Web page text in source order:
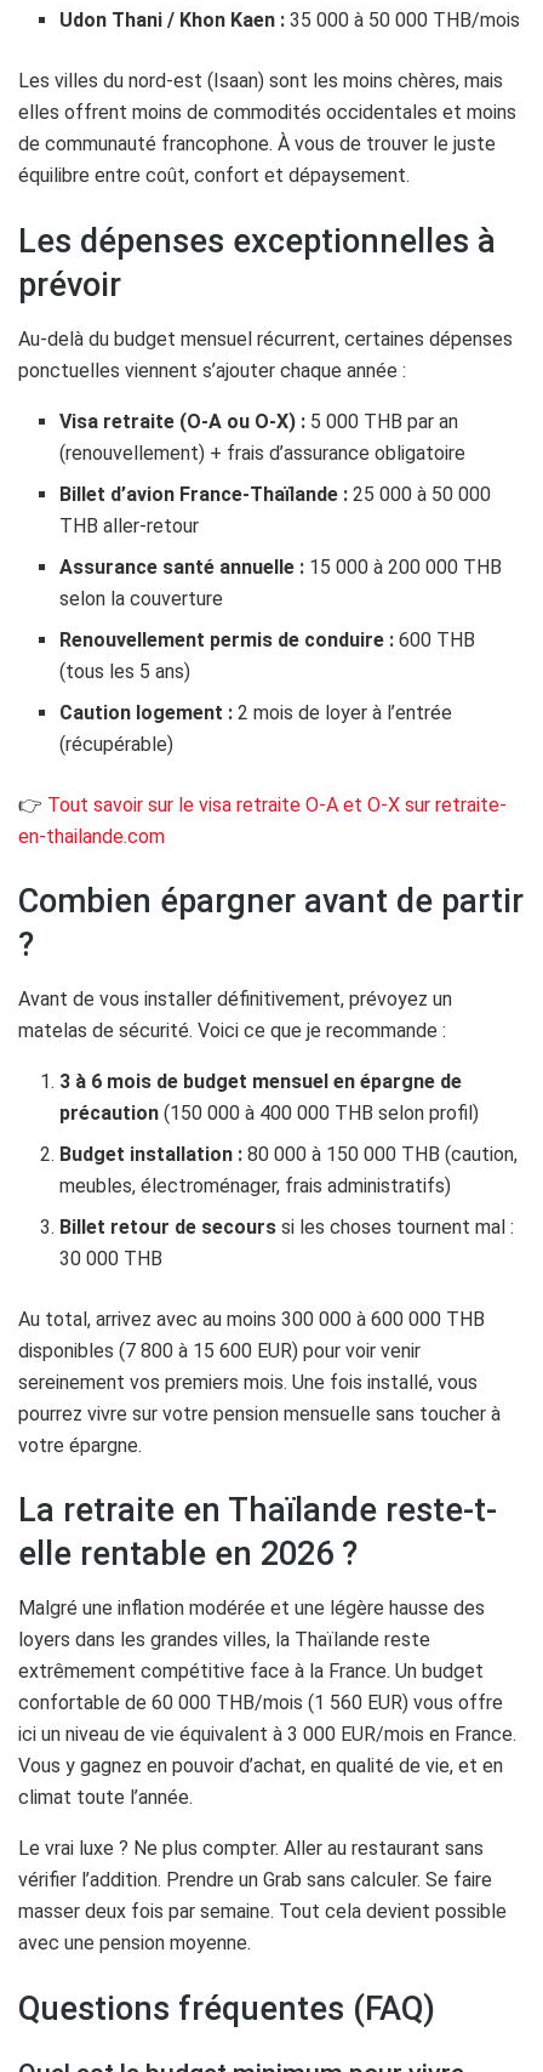
Udon Thani / Khon Kaen : 35 000 à 50 000 THB/mois
Les villes du nord-est (Isaan) sont les moins chères, mais
elles offrent moins de commodités occidentales et moins
de communauté francophone. À vous de trouver le juste
équilibre entre coût, confort et dépaysement.
Les dépenses exceptionnelles à
prévoir
Au-delà du budget mensuel récurrent, certaines dépenses
ponctuelles viennent s’ajouter chaque année :
Visa retraite (O-A ou O-X) : 5 000 THB par an
(renouvellement) + frais d’assurance obligatoire
Billet d’avion France-Thaïlande : 25 000 à 50 000
THB aller-retour
Assurance santé annuelle : 15 000 à 200 000 THB
selon la couverture
Renouvellement permis de conduire : 600 THB
(tous les 5 ans)
Caution logement : 2 mois de loyer à l’entrée
(récupérable)
👉 Tout savoir sur le visa retraite O-A et O-X sur retraite-
en-thailande.com
Combien épargner avant de partir
?
Avant de vous installer définitivement, prévoyez un
matelas de sécurité. Voici ce que je recommande :
3 à 6 mois de budget mensuel en épargne de
précaution (150 000 à 400 000 THB selon profil)
Budget installation : 80 000 à 150 000 THB (caution,
meubles, électroménager, frais administratifs)
Billet retour de secours si les choses tournent mal :
30 000 THB
Au total, arrivez avec au moins 300 000 à 600 000 THB
disponibles (7 800 à 15 600 EUR) pour voir venir
sereinement vos premiers mois. Une fois installé, vous
pourrez vivre sur votre pension mensuelle sans toucher à
votre épargne.
La retraite en Thaïlande reste-t-
elle rentable en 2026 ?
Malgré une inflation modérée et une légère hausse des
loyers dans les grandes villes, la Thaïlande reste
extrêmement compétitive face à la France. Un budget
confortable de 60 000 THB/mois (1 560 EUR) vous offre
ici un niveau de vie équivalent à 3 000 EUR/mois en France.
Vous y gagnez en pouvoir d’achat, en qualité de vie, et en
climat toute l’année.
Le vrai luxe ? Ne plus compter. Aller au restaurant sans
vérifier l’addition. Prendre un Grab sans calculer. Se faire
masser deux fois par semaine. Tout cela devient possible
avec une pension moyenne.
Questions fréquentes (FAQ)